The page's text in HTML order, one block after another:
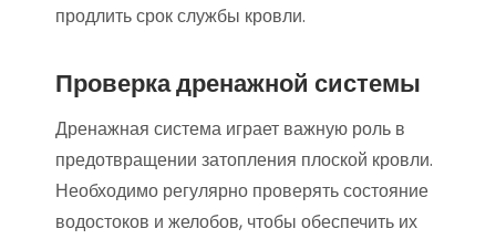
продлить срок службы кровли.
Проверка дренажной системы
Дренажная система играет важную роль в
предотвращении затопления плоской кровли.
Необходимо регулярно проверять состояние
водостоков и желобов, чтобы обеспечить их